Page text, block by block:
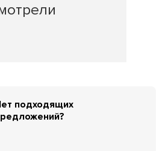
подходящих